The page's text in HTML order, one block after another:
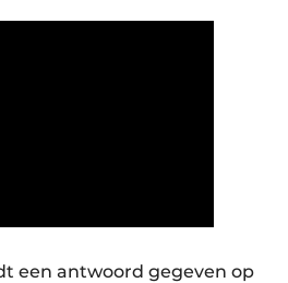
een antwoord gegeven op